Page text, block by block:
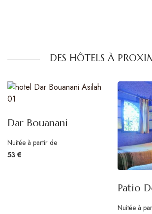
DES HÔTELS À
Dar Bouanani
Nuitée à partir de
53 €
Patio
Nuitée à